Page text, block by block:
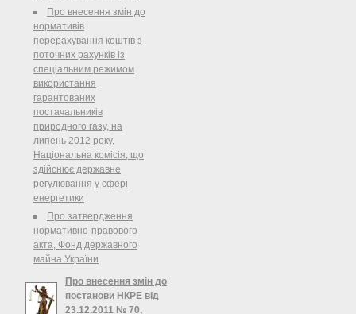
Про внесення змін до
нормативів
перерахування коштів з
поточних рахунків із
спеціальним режимом
використання
гарантованих
постачальників
природного газу, на
липень 2012 року,
Національна комісія, що
здійснює державне
регулювання у сфері
енергетики
Про затвердження
нормативно-правового
акта, Фонд державного
майна України
Про внесення змін до
постанови НКРЕ від
23.12.2011 № 70,